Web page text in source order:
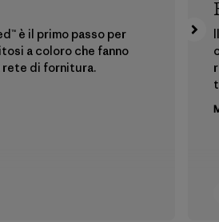
è il primo passo per
a coloro che fanno
rete di fornitura.